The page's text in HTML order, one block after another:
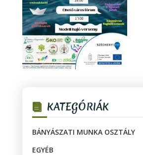
KATEGÓRIÁK
BÁNYÁSZATI MUNKA OSZTÁLY
EGYÉB